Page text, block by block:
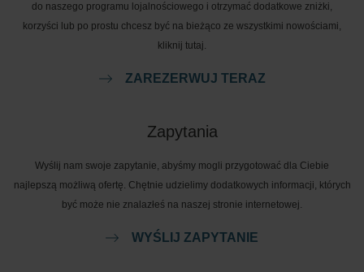
do naszego programu lojalnościowego i otrzymać dodatkowe zniżki,
korzyści lub po prostu chcesz być na bieżąco ze wszystkimi nowościami,
kliknij tutaj.
ZAREZERWUJ TERAZ
Zapytania
Wyślij nam swoje zapytanie, abyśmy mogli przygotować dla Ciebie
najlepszą możliwą ofertę. Chętnie udzielimy dodatkowych informacji, których
być może nie znalazłeś na naszej stronie internetowej.
WYŚLIJ ZAPYTANIE